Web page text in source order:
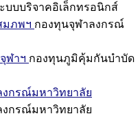
บบบริจาคอิเล็กทรอนิกส์
มภพฯ กองทุนจุฬาลงกรณ์
ฬาฯ กองทุนภูมิคุ้มกันบำบัด
งกรณ์มหาวิทยาลัย
งกรณ์มหาวิทยาลัย